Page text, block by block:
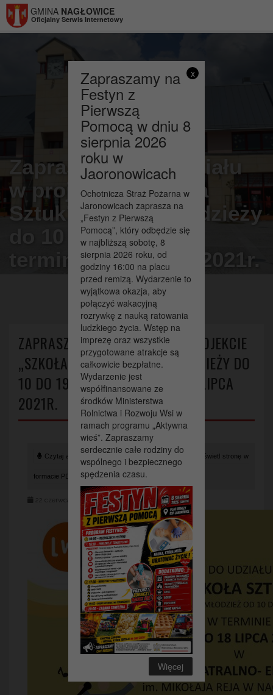
GMINA NAGŁOWICE
Oficjalny Serwis Internetowy
Zapraszamy do udziału
w projekcie „Szkoła
Sztuk” dzieci i młodzieży
do 10 do 19 lat w
terminie 5-18 lipca 2021r.
Aktualności >
Zapraszamy do udziału w projekcie „Szkoła Sztuk” dzieci i
młodzieży do 10 do 19 lat w terminie 5-18 lipca 2021r.
x
Zapraszamy na
Festyn z
Pierwszą
Pomocą w dniu 8
sierpnia 2026
roku w
Jaoronowicach
Ochotnicza Straż Pożarna w
Jaronowicach zaprasza na
„Festyn z Pierwszą
Pomocą”, który odbędzie się
w najbliższą sobotę, 8
sierpnia 2026 roku, od
godziny 16:00 na placu
przed remizą. Wydarzenie to
wyjątkowa okazja, aby
połączyć wakacyjną
rozrywkę z nauką ratowania
ludzkiego życia. Wstęp na
imprezę oraz wszystkie
przygotowane atrakcje są
całkowicie bezpłatne.
Wydarzenie jest
współfinansowane ze
środków Ministerstwa
Rolnictwa i Rozwoju Wsi w
ramach programu „Aktywna
wieś”. Zapraszamy
serdecznie całe rodziny do
wspólnego i bezpiecznego
spędzenia czasu.
Więcej
ZAPRASZAMY DO UDZIAŁU W PROJEKCIE
„SZKOŁA SZTUK” DZIECI I MŁODZIEŻY DO
10 DO 19 LAT W TERMINIE 5-18 LIPCA
2021R.
Czytaj artykuł (lektor) Drukuj stronę Wyświetl stronę w
formacie PDF
22 czerwca 2021